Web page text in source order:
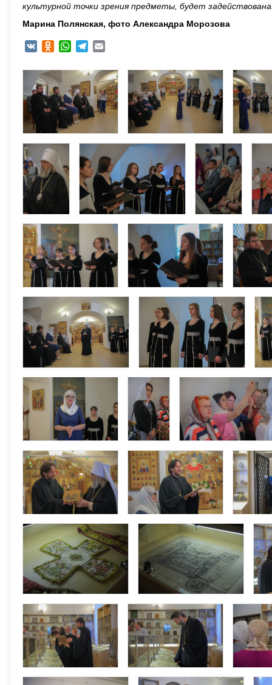
культурной точки зрения предметы, будет
Марина Полянская, фото Александра Морозова
VK Odnoklassniki
WhatsAppTelegram